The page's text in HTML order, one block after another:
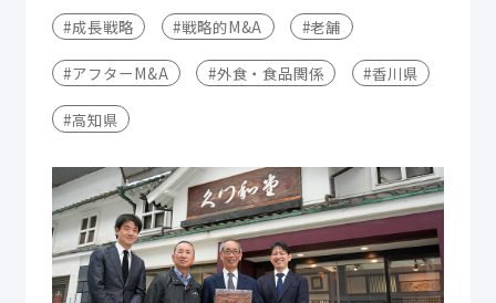
#成長戦略 #戦略的M&A #老舗
#アフターM&A #外食・食品関係 #香川県
#高知県